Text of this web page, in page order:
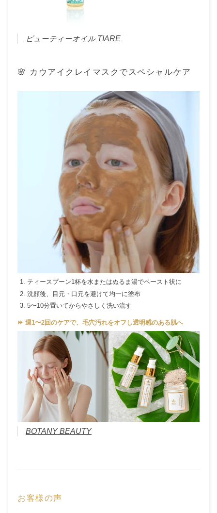
ビューティーオイル TIARE
🌸 カウアイクレイマスクでスペシャルケア
ティースプーン1杯を水またはぬるま湯でペースト状に
洗顔後、目元・口元を避けて均一に塗布
5〜10分置いてからやさしく洗い流す
⏩ 週1〜2回のケアで、毛穴汚れをオフし透明感のある肌へ
BOTANY BEAUTY
お客様の声